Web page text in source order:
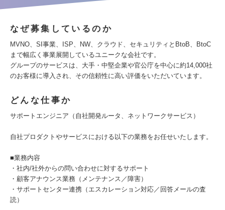
なぜ募集しているのか
MVNO、SI事業、ISP、NW、クラウド、セキュリティとBtoB、BtoC
まで幅広く事業展開しているユニークな会社です。
グループのサービスは、大手・中堅企業や官公庁を中心に約14,000社
のお客様に導入され、その信頼性に高い評価をいただいています。
どんな仕事か
サポートエンジニア（自社開発ルータ、ネットワークサービス）
自社プロダクトやサービスにおける以下の業務をお任せいたします。
■業務内容
・社内/社外からの問い合わせに対するサポート
・顧客アナウンス業務（メンテナンス／障害）
・サポートセンター連携（エスカレーション対応／回答メールの査
読）